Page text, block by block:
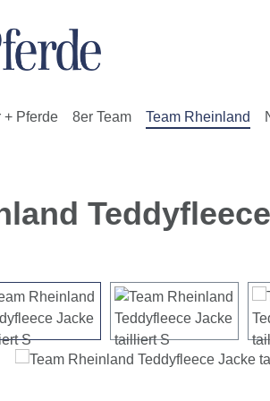
+ Pferde 8er Team Team Rheinland